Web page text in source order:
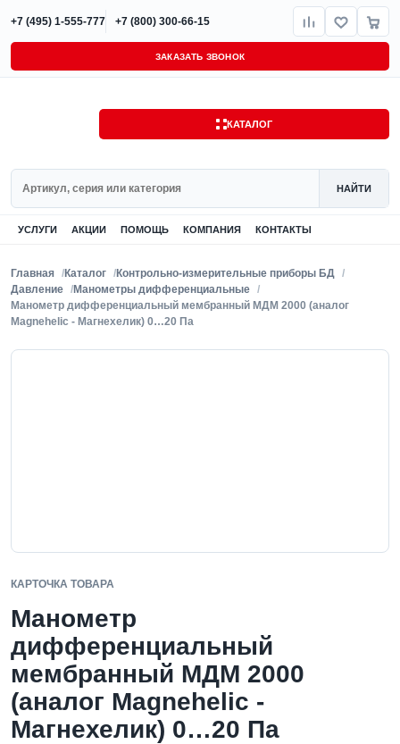
+7 (495) 1-555-777 +7 (800) 300-66-15
ЗАКАЗАТЬ ЗВОНОК
КАТАЛОГ
НАЙТИ
УСЛУГИ АКЦИИ ПОМОЩЬ КОМПАНИЯ КОНТАКТЫ
Главная Каталог
Контрольно-измерительные приборы БД
Давление
Манометры дифференциальные
Манометр дифференциальный мембранный МДМ 2000 (аналог
Magnehelic - Магнехелик) 0…20 Па
КАРТОЧКА ТОВАРА
Манометр
дифференциальный
мембранный МДМ 2000
(аналог Magnehelic -
Магнехелик) 0…20 Па